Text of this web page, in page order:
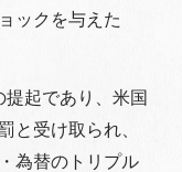
ックを与えた
起であり、米国
と受け取られ、
為替のトリプル